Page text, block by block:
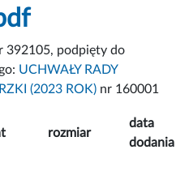
392105, podpięty do
UCHWAŁY RADY
(2023 ROK) nr 160001
rozmiar
data
dodania